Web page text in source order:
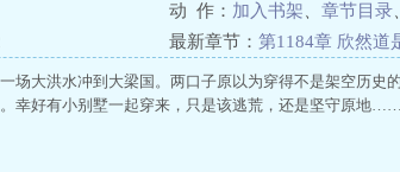
动 作： 加入书架 章节目录
最新章节： 第1184章 欣然道
场大洪水冲到大梁国。两口子原以为穿得不是架空历史
幸好有小别墅一起穿来，只是该逃荒，还是坚守原地